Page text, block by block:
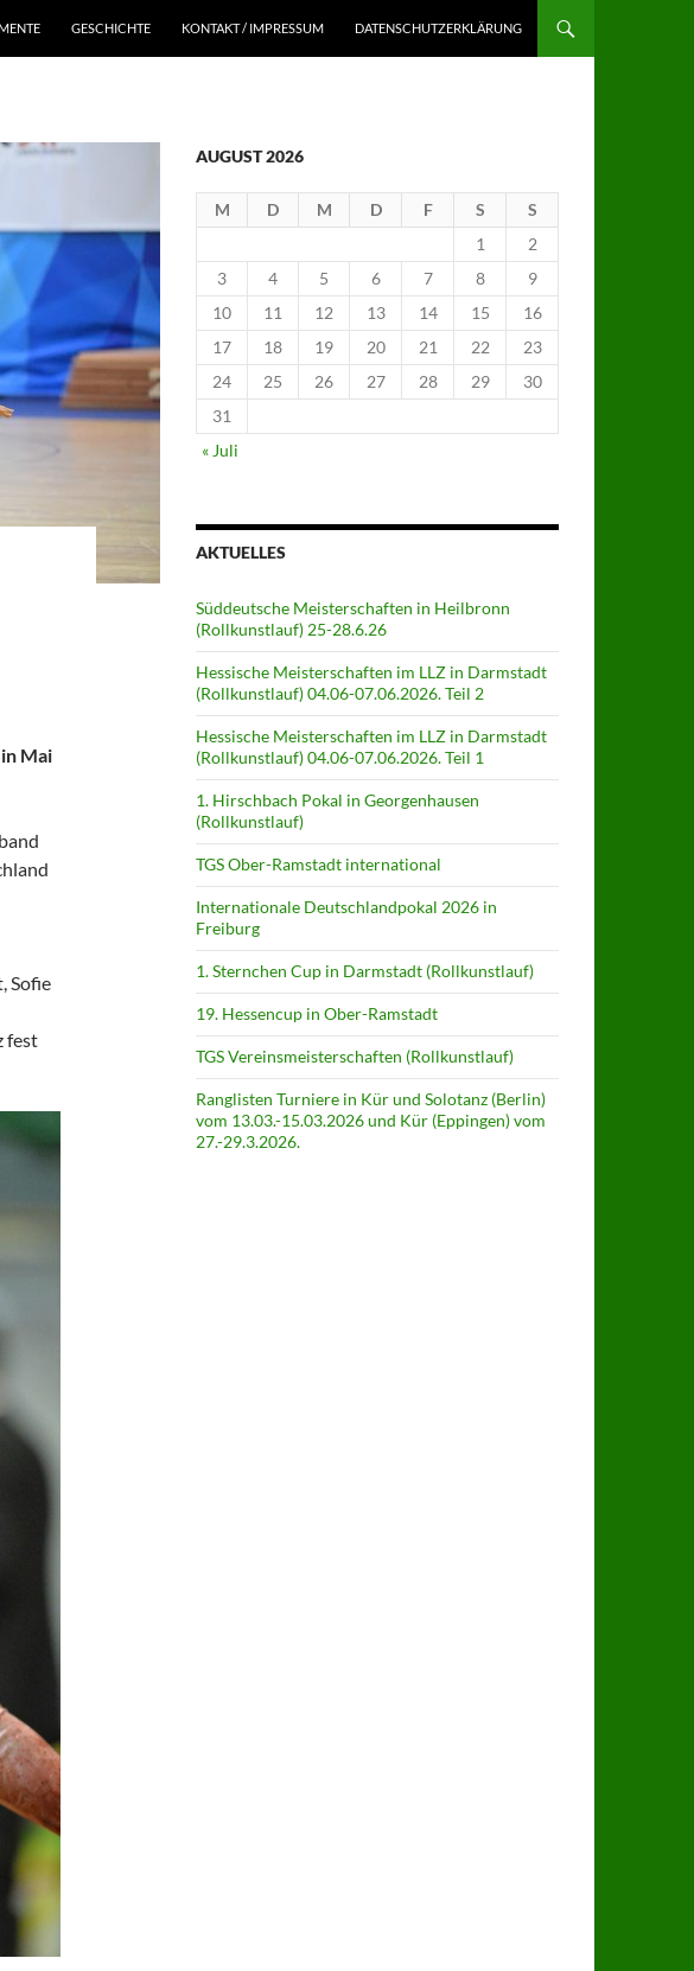
GESCHICHTE KONTAKT / IMPRESSUM DATENSCHUTZERKLÄRUNG
Mai
Sofie
fest
AUGUST 2026
M D M D F S
S
1
2
3
4 5 6 7 8
9
10
11 12 13 14 15
16
17
18 19 20 21 22
23
24
25 26 27 28 29
30
31
« Juli
AKTUELLES
Süddeutsche Meisterschaften in Heilbronn
(Rollkunstlauf) 25-28.6.26
Hessische Meisterschaften im LLZ in Darmstadt
(Rollkunstlauf) 04.06-07.06.2026. Teil 2
Hessische Meisterschaften im LLZ in Darmstadt
(Rollkunstlauf) 04.06-07.06.2026. Teil 1
1. Hirschbach Pokal in Georgenhausen
(Rollkunstlauf)
TGS Ober-Ramstadt international
Internationale Deutschlandpokal 2026 in
Freiburg
1. Sternchen Cup in Darmstadt (Rollkunstlauf)
19. Hessencup in Ober-Ramstadt
TGS Vereinsmeisterschaften (Rollkunstlauf)
Ranglisten Turniere in Kür und Solotanz (Berlin)
vom 13.03.-15.03.2026 und Kür (Eppingen) vom
27.-29.3.2026.